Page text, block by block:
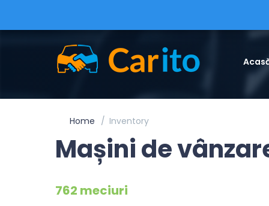
Home Inventory
Mașini de
762 meciuri